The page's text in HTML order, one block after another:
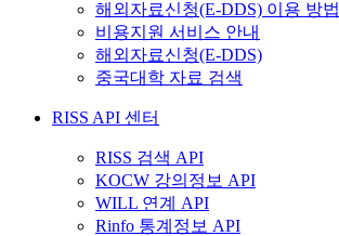
해외자료신청(E-DDS) 이용 방법
비용지원 서비스 안내
해외자료신청(E-DDS)
중국대학 자료 검색
RISS API 센터
RISS 검색 API
KOCW 강의정보 API
WILL 연계 API
Rinfo 통계정보 API